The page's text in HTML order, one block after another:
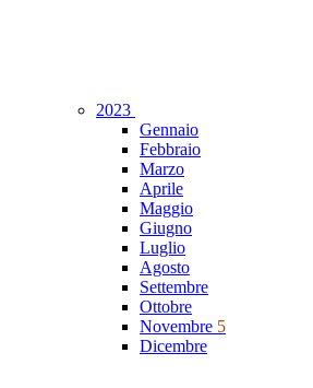
2023
Gennaio
Febbraio
Marzo
Aprile
Maggio
Giugno
Luglio
Agosto
Settembre
Ottobre
Novembre 5
Dicembre